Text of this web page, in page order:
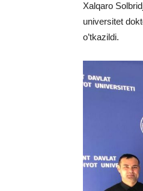
Xalqaro
universitet
o’tkazildi.